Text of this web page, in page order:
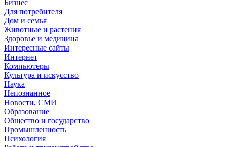
Бизнес
Для потребителя
Дом и семья
Животные и растения
Здоровье и медицина
Интересные сайты
Интернет
Компьютеры
Культура и искусство
Наука
Непознанное
Новости, СМИ
Образование
Общество и государство
Промышленность
Психология